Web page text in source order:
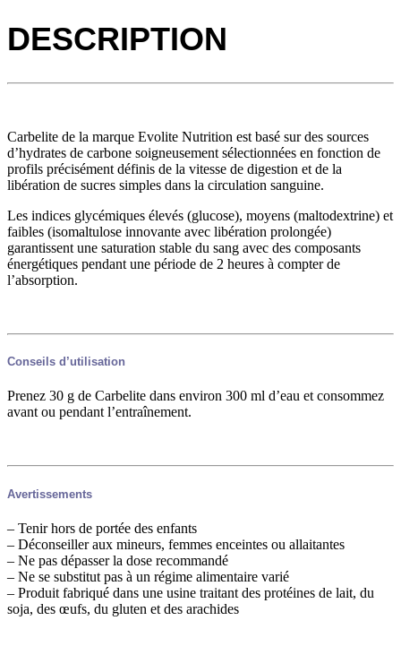
DESCRIPTION
Carbelite de la marque Evolite Nutrition est basé sur des sources
d’hydrates de carbone soigneusement sélectionnées en fonction de
profils précisément définis de la vitesse de digestion et de la
libération de sucres simples dans la circulation sanguine.
Les indices glycémiques élevés (glucose), moyens (maltodextrine) et
faibles (isomaltulose innovante avec libération prolongée)
garantissent une saturation stable du sang avec des composants
énergétiques pendant une période de 2 heures à compter de
l’absorption.
Conseils d’utilisation
Prenez 30 g de Carbelite dans environ 300 ml d’eau et consommez
avant ou pendant l’entraînement.
Avertissements
– Tenir hors de portée des enfants
– Déconseiller aux mineurs, femmes enceintes ou allaitantes
– Ne pas dépasser la dose recommandé
– Ne se substitut pas à un régime alimentaire varié
– Produit fabriqué dans une usine traitant des protéines de lait, du
soja, des œufs, du gluten et des arachides